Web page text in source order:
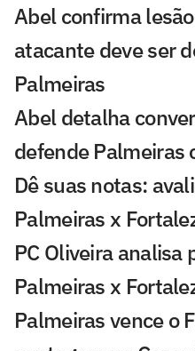
Abel confirma
atacante deve ser
Palmeiras
Abel detalha
defende Palmeiras
Dê suas notas:
Palmeiras x
PC Oliveira analisa
Palmeiras x
Palmeiras vence o